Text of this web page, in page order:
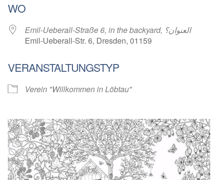
WO
Emil-Ueberall-Straße 6, in the backyard, العنوان؟
Emil-Ueberall-Str. 6, Dresden, 01159
VERANSTALTUNGSTYP
Verein "Willkommen in Löbtau"